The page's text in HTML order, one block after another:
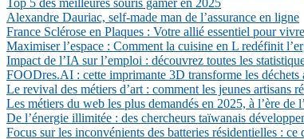
Top 5 des meilleures souris gamer en 2025
Alexandre Dauriac, self-made man de l’assurance en ligne
France Sclérose en Plaques : Votre allié essentiel pour
Maximiser l’espace : Comment la cuisine en L redéfinit
Impact de l’IA sur l’emploi : découvrez toutes les
FOODres.AI : cette imprimante 3D transforme les déchets
Le revival des métiers d’art : comment les jeunes artisans
Les métiers du web les plus demandés en 2025, à l’ère de
De l’énergie illimitée : des chercheurs taïwanais
Focus sur les inconvénients des batteries résidentielles :